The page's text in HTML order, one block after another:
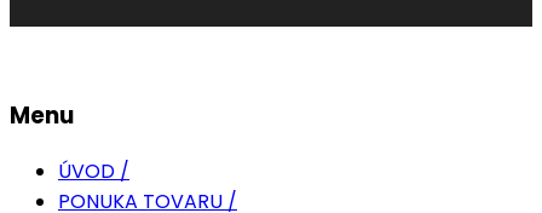
Menu
ÚVOD /
PONUKA TOVARU /